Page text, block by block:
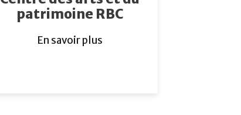
patrimoine RBC
En savoir plus